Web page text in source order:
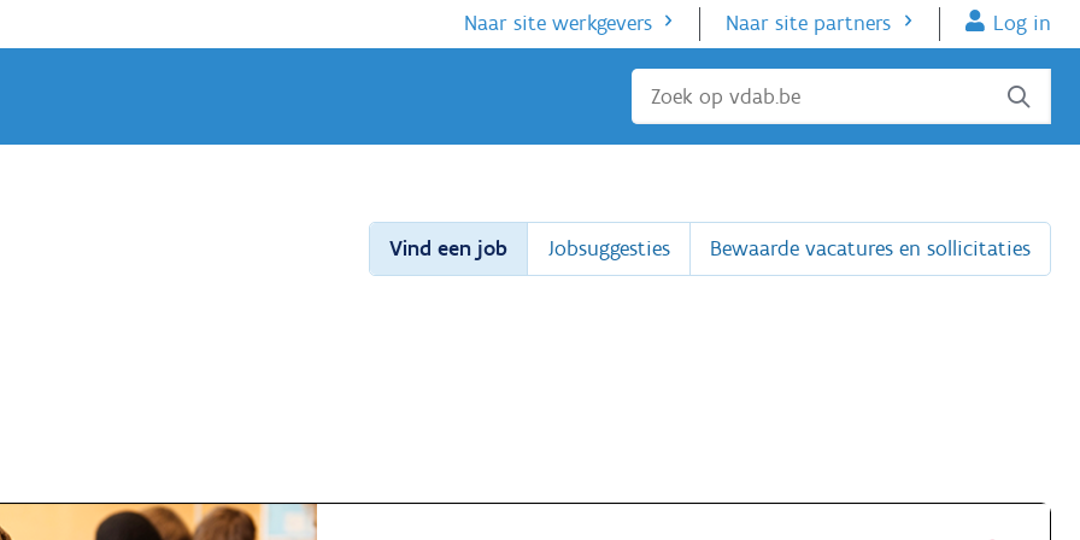
Naar site werkgevers Naar site partners Log in
Sluiten
Vind een job Jobsuggesties Bewaarde vacatures en sollicitaties